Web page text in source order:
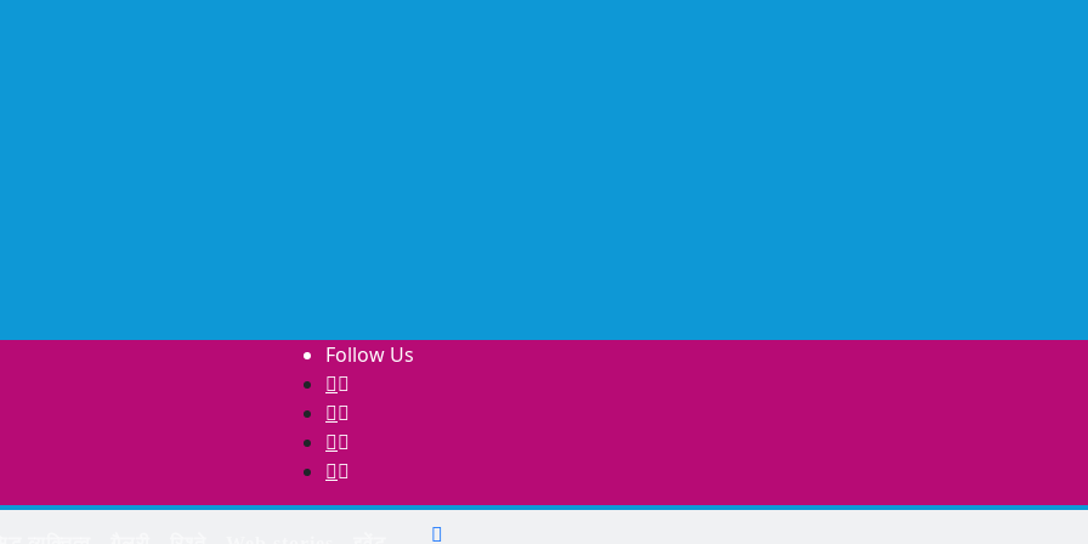
Follow Us